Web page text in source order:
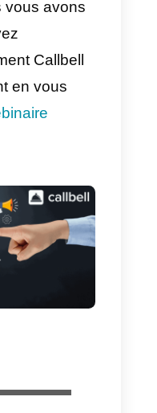
les
de
diffusion, vous
compte API
Vous devrez
court
fois reçu, un
du service et